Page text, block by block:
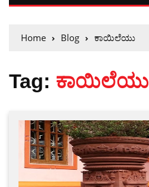
Home Blog ಕಾಯಿಲೆಯು
Tag: ಕಾಯಿಲೆಯು